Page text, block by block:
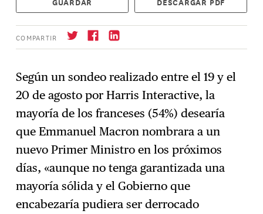
COMPARTIR
→ Suscríbase
Según un sondeo realizado entre el 19 y el
20 de agosto por Harris Interactive, la
mayoría de los franceses (54%) desearía
que Emmanuel Macron nombrara a un
nuevo Primer Ministro en los próximos
días, «aunque no tenga garantizada una
mayoría sólida y el Gobierno que
encabezaría pudiera ser derrocado